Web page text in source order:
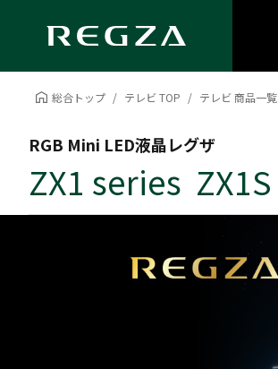
総合トップ テレビ TOP テレビ 商品一覧
RGB Mini LED液晶レグザ
ZX1 series ZX1S